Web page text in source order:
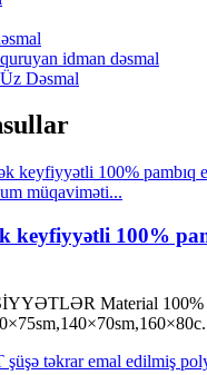
idman dəsmal
Dəsmal
keyfiyyətli 100%
Material 100%